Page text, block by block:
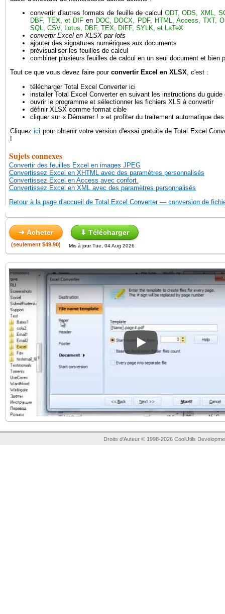
convertir d'autres formats de feuille de calcul ODT, ODS, XML,
DBF, TEX, et DIF en DOC, DOCX, PDF, HTML, Access, TXT,
SQL, CSV, Lotus, DBF, TEX, DIFF, SYLK, et LaTeX
convertir Excel en XLSX par lots
ajouter des signatures numériques aux documents
prévisualiser les feuilles de calcul
combiner plusieurs feuilles de calcul en un seul document et bien
Tout ce que vous devez faire pour convertir Excel en XLSX, c'est :
télécharger Total Excel Converter ici
installer Total Excel Converter en suivant les instructions du guide
ouvrir le programme et sélectionner les fichiers XLS à convertir
définir XLSX comme format cible
cliquer sur « Démarrer ! » et profiter du traitement automatique
Cliquezici pour obtenir votre version d'essai gratuite de Total Excel
!
Sujets connexes
Convertir des feuilles Excel en images JPEG
Convertissez Excel en XHTML avec des paramètres personnalisés
Convertissez Excel en Access avec confort.
Convertissez Excel en XML avec des paramètres personnalisés
Retour à la page d'accueil de Total Excel Converter — conversion de
➜ Acheter ⬇ Télécharger
(seulement $49.90) Mis à jour Tue, 04 Aug 2026
Play
Droits d'Auteur © 1998-2026 CoolUtils